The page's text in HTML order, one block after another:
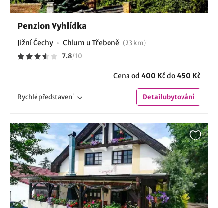
Penzion Vyhlídka
Jižní Čechy Chlum u Třeboně (23 km)
7.8/10
Cena od 400 Kčdo450 Kč
Rychlépředstavení Detailubytování